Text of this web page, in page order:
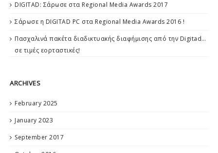
DIGITAD: Σάρωσε στα Regional Media Awards 2017
Σάρωσε η DIGITAD PC στα Regional Media Awards 2016 !
Πασχαλινά πακέτα διαδικτυακής διαφήμισης από την Digitad…
σε τιμές εορταστικές!
ARCHIVES
February 2025
January 2023
September 2017